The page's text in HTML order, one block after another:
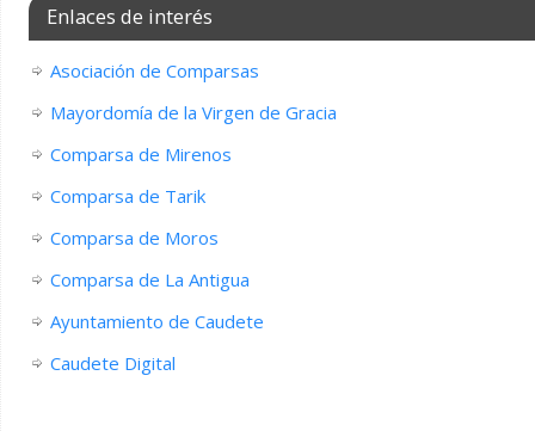
Enlaces de interés
Asociación de Comparsas
Mayordomía de la Virgen de Gracia
Comparsa de Mirenos
Comparsa de Tarik
Comparsa de Moros
Comparsa de La Antigua
Ayuntamiento de Caudete
Caudete Digital